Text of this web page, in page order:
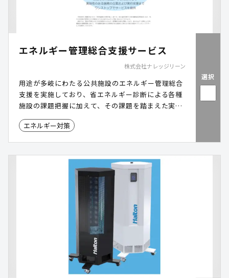
エネルギー管理総合支援サービス
株式会社ナレッジリーン
用途が多岐にわたる公共施設のエネルギー管理総合
支援を実施しており、省エネルギー診断による各種
施設の課題把握に加えて、その課題を踏まえた実効
性のある施策の立案および実行支援までワンストッ
プでサービスを提供しております。
エネルギー対策
選択